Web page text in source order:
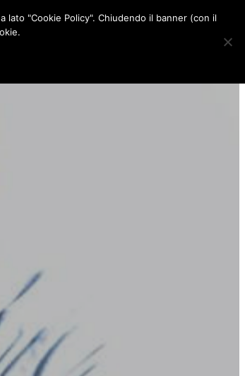
o
g
r
d
"Cookie Policy". Chiudendo il banner (con il